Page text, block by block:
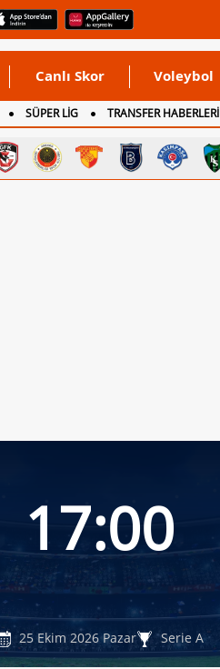
Canlı Skor Voleybol
SÜPER LİG TRANSFER HABERLERİ
17:00
25 Ekim 2026 Pazar Serie A